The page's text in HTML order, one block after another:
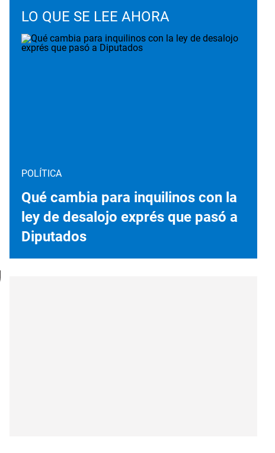
LO QUE SE LEE AHORA
POLÍTICA
Qué cambia para inquilinos con la
ley de desalojo exprés que pasó a
Diputados